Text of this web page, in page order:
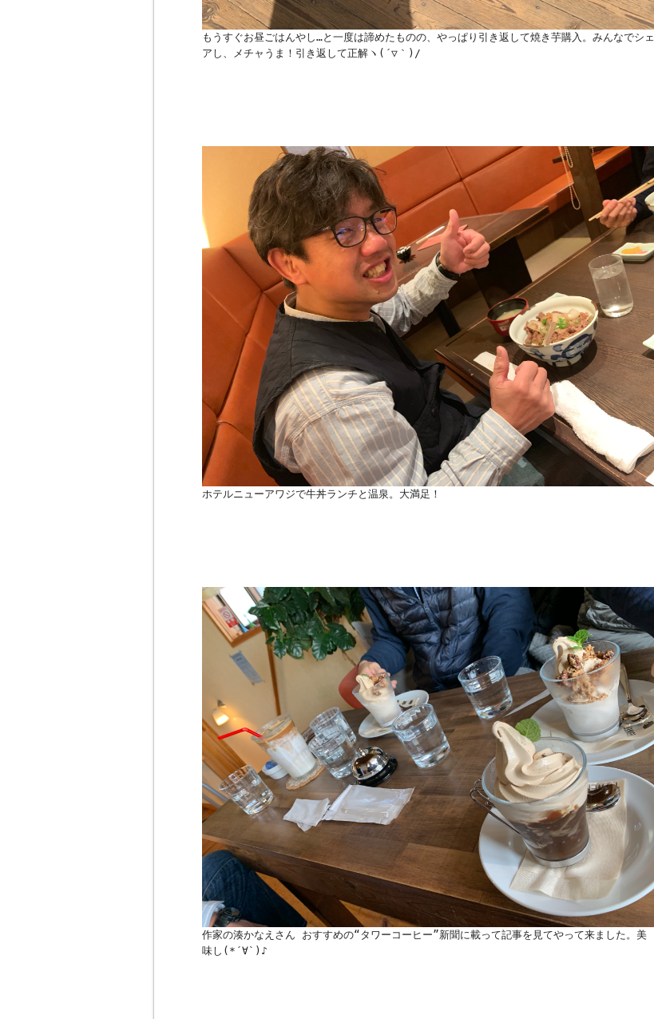
もうすぐお昼ごはんやし…と一度は諦めたものの、やっぱり引き返して焼き芋購入。みんなでシェ
アし、メチャうま！引き返して正解ヽ(´▽｀)/
ホテルニューアワジで牛丼ランチと温泉。大満足！
作家の湊かなえさん おすすめの“タワーコーヒー”新聞に載って記事を見てやって来ました。美
味し(*´∀`)♪